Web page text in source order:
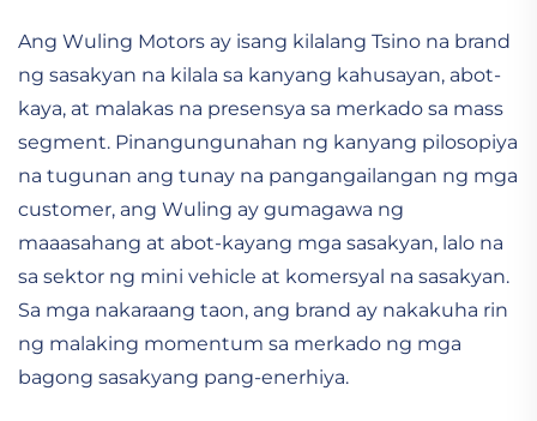
Ang Wuling Motors ay isang kilalang Tsino na brand
ng sasakyan na kilala sa kanyang kahusayan, abot-
kaya, at malakas na presensya sa merkado sa mass
segment. Pinangungunahan ng kanyang pilosopiya
na tugunan ang tunay na pangangailangan ng mga
customer, ang Wuling ay gumagawa ng
maaasahang at abot-kayang mga sasakyan, lalo na
sa sektor ng mini vehicle at komersyal na sasakyan.
Sa mga nakaraang taon, ang brand ay nakakuha rin
ng malaking momentum sa merkado ng mga
bagong sasakyang pang-enerhiya.